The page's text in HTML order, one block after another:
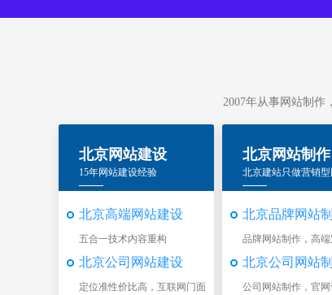
2007年从事网站制作
北京网站建设
15年网站建设经验
北京高端网站建设
五合一技术内容重构
北京公司网站建设
定位准性价比高，互联网门面
北京网站制作
北京建站只做营销
北京品牌网站
品牌网站制作，高
北京公司网站
公司网站制作，官